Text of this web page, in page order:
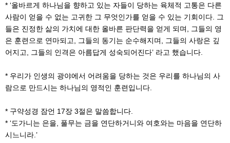
* ‘올바르게 하나님을 향하고 있는 자들이 당하는 육체적 고통은 다른
사람이 얻을 수 없는 고귀한 그 무엇인가를 얻을 수 있는 기회이다. 그
들은 진정한 삶의 가치에 대한 올바른 판단력을 얻게 되며, 그들의 영
은 훈련으로 연마되고, 그들의 동기는 순수해지며, 그들의 사랑은 깊
어지고, 그들의 인격은 아름답게 성숙되어진다’ 라고 했습니다.
* 우리가 인생의 광야에서 어려움을 당하는 것은 우리를 하나님의 사
람으로 만드시는 하나님의 영적인 훈련입니다.
* 구약성경 잠언 17장 3절은 말씀합니다.
* ‘도가니는 은을, 풀무는 금을 연단하거니와 여호와는 마음을 연단하
시느니라.’